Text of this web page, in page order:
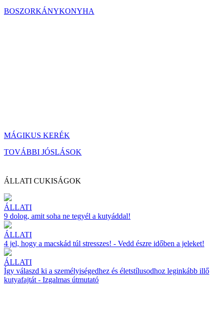
BOSZORKÁNYKONYHA
MÁGIKUS KERÉK
TOVÁBBI JÓSLÁSOK
ÁLLATI CUKISÁGOK
ÁLLATI
9 dolog, amit soha ne tegyél a kutyáddal!
ÁLLATI
4 jel, hogy a macskád túl stresszes! - Vedd észre időben a jeleket!
ÁLLATI
Így válaszd ki a személyiségedhez és életstílusodhoz leginkább illő
kutyafajtát - Izgalmas útmutató